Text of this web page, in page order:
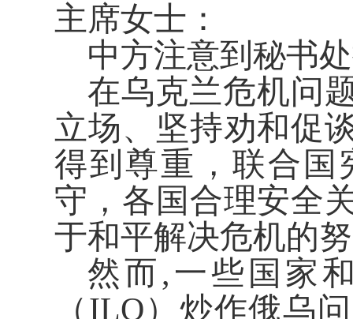
主席女士：
中方注意到秘书
在乌克兰危机问
立场、坚持劝和促
得到尊重，联合国
守，各国合理安全
于和平解决危机的
然而,一些国家
（ILO）炒作俄乌